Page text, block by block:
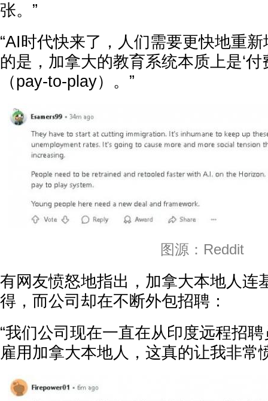
张。”
“AI时代快来了，人们需要更快地重
的是，加拿大的教育系统本质上是‘付
（pay-to-play）。”
图源：Reddit
有网友愤怒地指出，加拿大本地人连
得，而公司却在不断外包招聘：
“我们公司现在一直在从印度远程招
雇用加拿大本地人，这真的让我非常